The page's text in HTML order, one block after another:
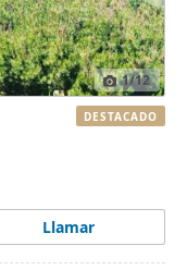
1/12
Llamar
DESTACADO